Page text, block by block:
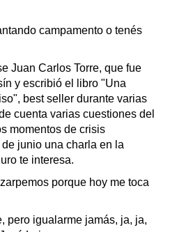
campamento o tenés
Juan Carlos Torre, que fue
y escribió el libro "Una
best seller durante varias
cuenta varias cuestiones del
momentos de crisis
junio una charla en la
te interesa.
porque hoy me toca
pero igualarme jamás, ja, ja,